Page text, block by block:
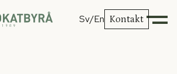
Sv/En Kontakt